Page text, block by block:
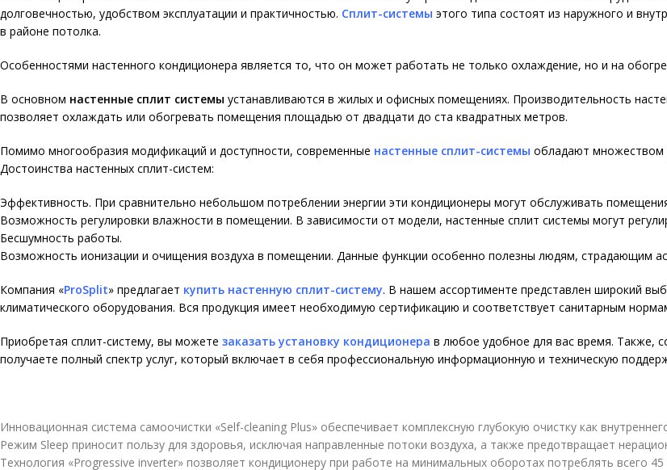
долговечностью, удобством эксплуатации и практичностью. Сплит-системы этого типа состоят из наружного и
в районе потолка.
Особенностями настенного кондиционера является то, что он может работать не только охлаждение, но и на
В основном настенные сплит системы устанавливаются в жилых и офисных помещениях. Производительность
позволяет охлаждать или обогревать помещения площадью от двадцати до ста квадратных метров.
Помимо многообразия модификаций и доступности, современные настенные сплит-системы обладают множеством
Достоинства настенных сплит-систем:
Эффективность. При сравнительно небольшом потреблении энергии эти кондиционеры могут обслуживать
Возможность регулировки влажности в помещении. В зависимости от модели, настенные сплит системы могут
Бесшумность работы.
Возможность ионизации и очищения воздуха в помещении. Данные функции особенно полезны людям, страдающим
Компания «ProSplit» предлагает купить настенную сплит-систему. В нашем ассортименте представлен широкий
климатического оборудования. Вся продукция имеет необходимую сертификацию и соответствует санитарным
Приобретая сплит-систему, вы можете заказать установку кондиционера в любое удобное для вас время. Также,
получаете полный спектр услуг, который включает в себя профессиональную информационную и техническую
Инновационная система самоочистки «Self-cleaning Plus» обеспечивает комплексную глубокую очистку как
Режим Sleep приносит пользу для здоровья, исключая направленные потоки воздуха, а также предотвращает
Технология «Progressive inverter» позволяет кондиционеру при работе на минимальных оборотах потреблять всего